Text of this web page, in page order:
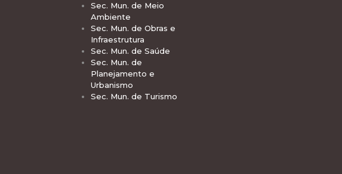
Sec. Mun. de Meio
Ambiente
Sec. Mun. de Obras e
Infraestrutura
Sec. Mun. de Saúde
Sec. Mun. de
Planejamento e
Urbanismo
Sec. Mun. de Turismo